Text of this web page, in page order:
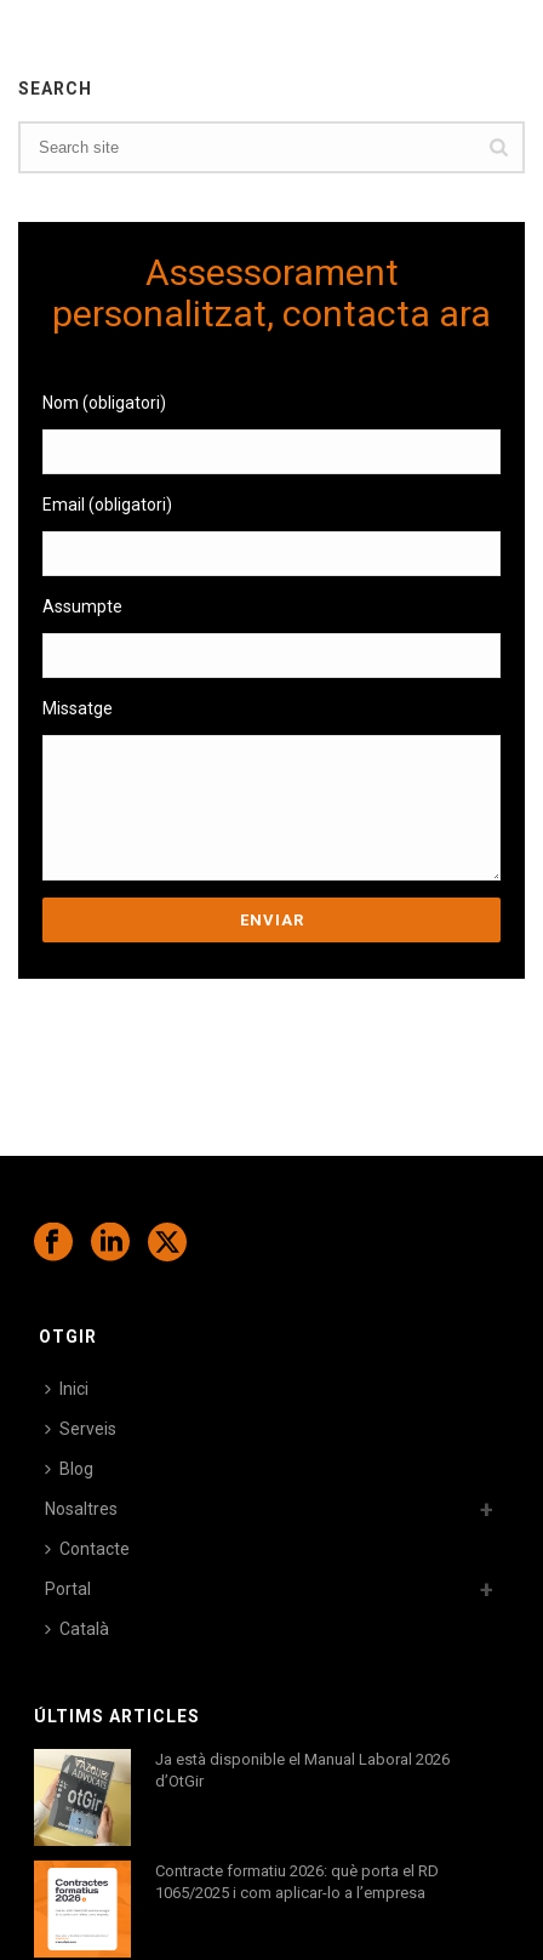
SEARCH
Assessorament
personalitzat, contacta ara
Nom (obligatori)
Email (obligatori)
Assumpte
Missatge
OTGIR
Inici
Serveis
Blog
Nosaltres
Contacte
Portal
Català
ÚLTIMS ARTICLES
Ja està disponible el Manual Laboral 2026
d’OtGir
Contracte formatiu 2026: què porta el RD
1065/2025 i com aplicar-lo a l’empresa